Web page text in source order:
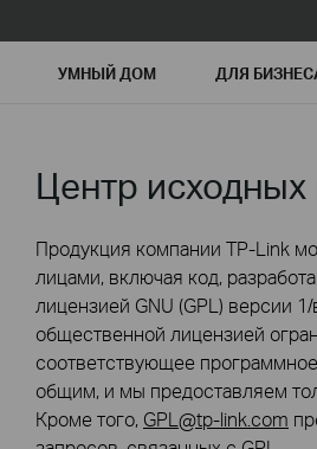
УМНЫЙ ДОМ ДЛЯ
Центр исходных
Продукция компании TP-Link
лицами, включая код,
лицензией GNU (GPL) версии
общественной лицензией
соответствующее
общим, и мы предоставляем
Кроме того, GPL@tp-link.com